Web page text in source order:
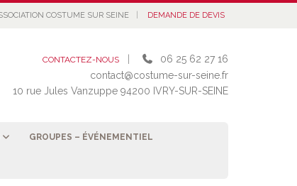
COSTUME SUR SEINE DEMANDE DE DEVIS
CONTACTEZ-NOUS
06 25 62 27 16
contact@costume-sur-seine.fr
10 rue Jules Vanzuppe 94200 IVRY-SUR-SEINE
GROUPES – ÉVÉNEMENTIEL